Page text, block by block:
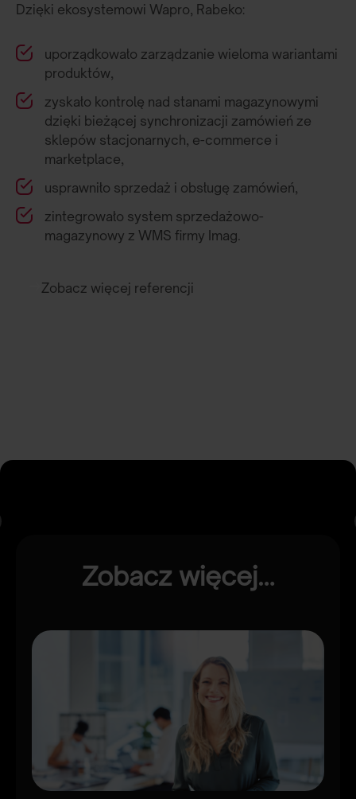
Dzięki ekosystemowi Wapro, Rabeko:
uporządkowało zarządzanie wieloma wariantami
produktów,
zyskało kontrolę nad stanami magazynowymi
dzięki bieżącej synchronizacji zamówień ze
sklepów stacjonarnych, e-commerce i
marketplace,
usprawniło sprzedaż i obsługę zamówień,
zintegrowało system sprzedażowo-
magazynowy z WMS firmy Imag.
Zobacz więcej referencji
Zobacz więcej…